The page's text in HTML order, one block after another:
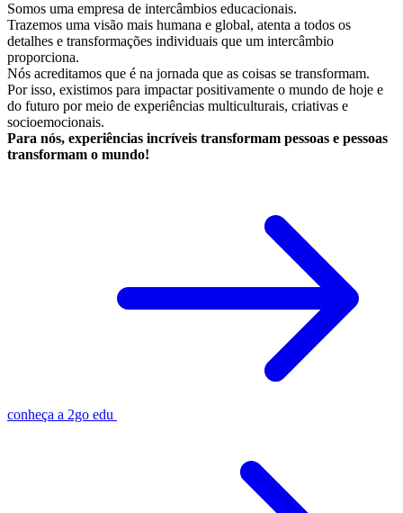
Somos uma empresa de intercâmbios educacionais.
Trazemos uma visão mais humana e global, atenta a todos os
detalhes e transformações individuais que um intercâmbio
proporciona.
Nós acreditamos que é na jornada que as coisas se transformam.
Por isso, existimos para impactar positivamente o mundo de hoje e
do futuro por meio de experiências multiculturais, criativas e
socioemocionais.
Para nós, experiências incríveis transformam pessoas e pessoas
transformam o mundo!
conheça a 2go edu